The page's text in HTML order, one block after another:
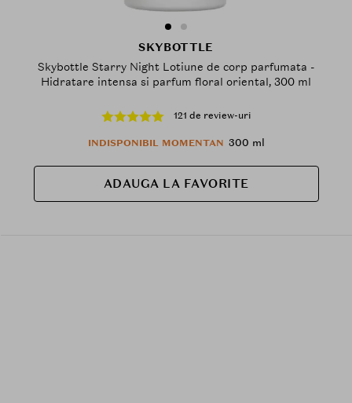
SKYBOTTLE
Skybottle Starry Night Lotiune de corp parfumata -
Hidratare intensa si parfum floral oriental, 300 ml
121 de review-uri
INDISPONIBIL MOMENTAN 300 ml
ADAUGA LA FAVORITE